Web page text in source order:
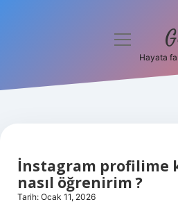
Hakkımızda
menüyü
Hayata
İnstagram profilime
nasıl öğrenirim ?
Tarih: Ocak 11, 2026